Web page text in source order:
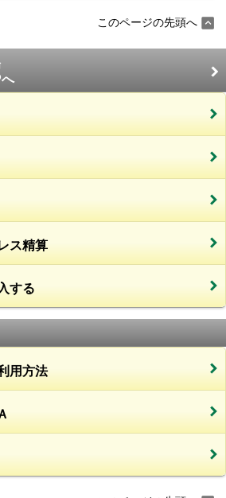
このページの先頭へ
ス精算
する
用方法